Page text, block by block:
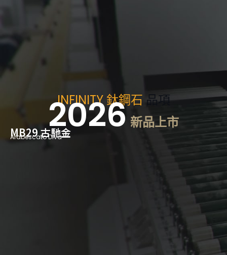
INFINITY 鈦鋼石 品項
2026 新品上市
MB29 古馳金
Arabescato Diva